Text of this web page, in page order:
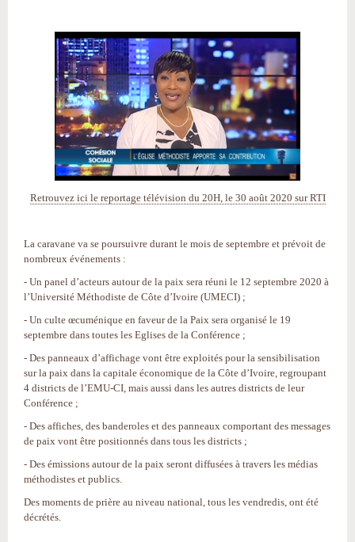
Retrouvez ici le reportage télévision du 20H, le 30 août 2020 sur RTI
La caravane va se poursuivre durant le mois de septembre et prévoit de
nombreux événements :
- Un panel d’acteurs autour de la paix sera réuni le 12 septembre 2020 à
l’Université Méthodiste de Côte d’Ivoire (UMECI) ;
- Un culte œcuménique en faveur de la Paix sera organisé le 19
septembre dans toutes les Eglises de la Conférence ;
- Des panneaux d’affichage vont être exploités pour la sensibilisation
sur la paix dans la capitale économique de la Côte d’Ivoire, regroupant
4 districts de l’EMU-CI, mais aussi dans les autres districts de leur
Conférence ;
- Des affiches, des banderoles et des panneaux comportant des messages
de paix vont être positionnés dans tous les districts ;
- Des émissions autour de la paix seront diffusées à travers les médias
méthodistes et publics.
Des moments de prière au niveau national, tous les vendredis, ont été
décrétés.